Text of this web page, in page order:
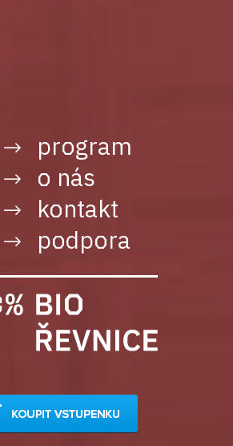
program
o nás
kontakt
podpora